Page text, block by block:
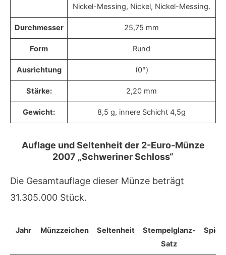
Nickel-Messing, Nickel, Nickel-Messing.
Durchmesser 25,75 mm
Form Rund
Ausrichtung (0°)
Stärke: 2,20 mm
Gewicht: 8,5 g, innere Schicht 4,5g
Auflage und Seltenheit der 2-Euro-Münze
2007 „Schweriner Schloss“
Die Gesamtauflage dieser Münze beträgt
31.305.000 Stück.
Jahr Münzzeichen Seltenheit
Stempelglanz-
Satz